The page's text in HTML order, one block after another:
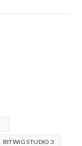
BITWIG STUDIO 3